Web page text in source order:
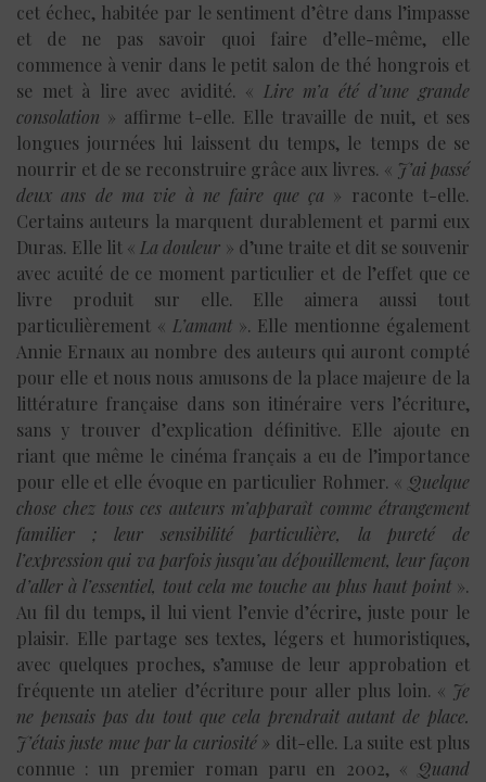
cet échec, habitée par le sentiment d’être dans l’impasse
et de ne pas savoir quoi faire d’elle-même, elle
commence à venir dans le petit salon de thé hongrois et
se met à lire avec avidité. « Lire m’a été d’une grande
consolation » affirme t-elle. Elle travaille de nuit, et ses
longues journées lui laissent du temps, le temps de se
nourrir et de se reconstruire grâce aux livres. « J’ai passé
deux ans de ma vie à ne faire que ça » raconte t-elle.
Certains auteurs la marquent durablement et parmi eux
Duras. Elle lit « La douleur » d’une traite et dit se souvenir
avec acuité de ce moment particulier et de l’effet que ce
livre produit sur elle. Elle aimera aussi tout
particulièrement « L’amant ». Elle mentionne également
Annie Ernaux au nombre des auteurs qui auront compté
pour elle et nous nous amusons de la place majeure de la
littérature française dans son itinéraire vers l’écriture,
sans y trouver d’explication définitive. Elle ajoute en
riant que même le cinéma français a eu de l’importance
pour elle et elle évoque en particulier Rohmer. « Quelque
chose chez tous ces auteurs m’apparaît comme étrangement
familier ; leur sensibilité particulière, la pureté de
l’expression qui va parfois jusqu’au dépouillement, leur façon
d’aller à l’essentiel, tout cela me touche au plus haut point ».
Au fil du temps, il lui vient l’envie d’écrire, juste pour le
plaisir. Elle partage ses textes, légers et humoristiques,
avec quelques proches, s’amuse de leur approbation et
fréquente un atelier d’écriture pour aller plus loin. « Je
ne pensais pas du tout que cela prendrait autant de place.
J’étais juste mue par la curiosité » dit-elle. La suite est plus
connue : un premier roman paru en 2002, « Quand